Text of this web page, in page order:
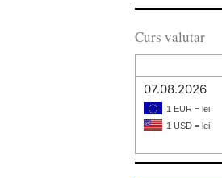
Curs valutar
07.08.2026
1 EUR = lei
1 USD = lei